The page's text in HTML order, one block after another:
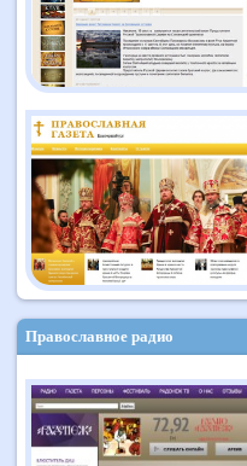
Православное радио